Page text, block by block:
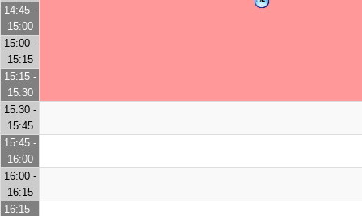
14:45 -
15:00
15:00 -
15:15
15:15 -
15:30
15:30 -
15:45
15:45 -
16:00
16:00 -
16:15
16:15 -